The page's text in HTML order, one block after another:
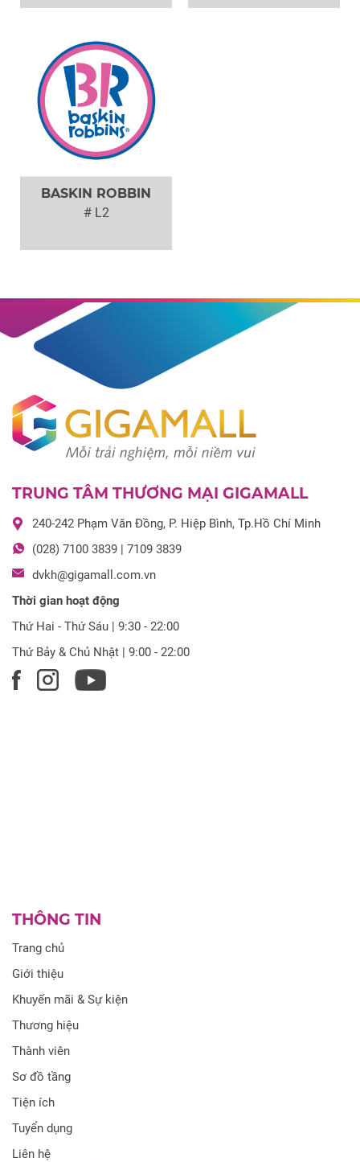
BASKIN ROBBIN
# L2
TRUNG TÂM THƯƠNG MẠI GIGAMALL
240-242 Phạm Văn Đồng, P. Hiệp Bình, Tp.Hồ Chí Minh
(028) 7100 3839 | 7109 3839
dvkh@gigamall.com.vn
Thời gian hoạt động
Thứ Hai - Thứ Sáu | 9:30 - 22:00
Thứ Bảy & Chủ Nhật | 9:00 - 22:00
THÔNG TIN
Trang chủ
Giới thiệu
Khuyến mãi & Sự kiện
Thương hiệu
Thành viên
Sơ đồ tầng
Tiện ích
Tuyển dụng
Liên hệ